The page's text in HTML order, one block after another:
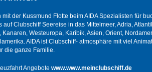
der Kussmund Flotte beim AIDA Spezialisten für
auf Clubschiff Seereise in das Mittelmeer, Adria,
Kanaren, Westeuropa, Karibik, Asien, Orient,
AIDA ist Clubschiff- atmosphäre mit viel
die ganze Familie.
Angebote www.www.meinclubschiff.de